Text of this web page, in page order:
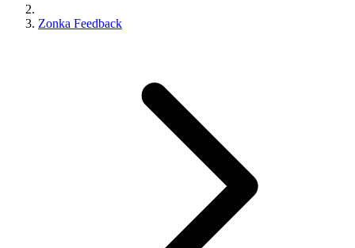
Zonka Feedback